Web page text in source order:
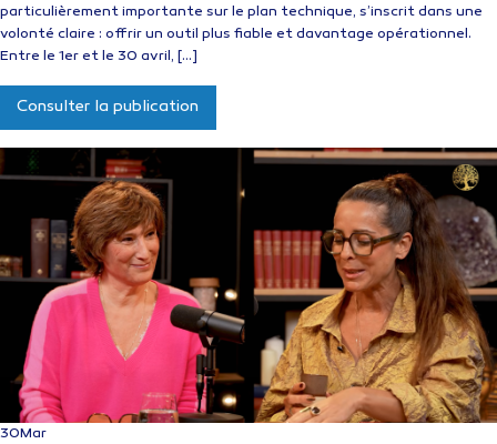
particulièrement importante sur le plan technique, s’inscrit dans une
volonté claire : offrir un outil plus fiable et davantage opérationnel.
Entre le 1er et le 30 avril, […]
Consulter la publication
30Mar